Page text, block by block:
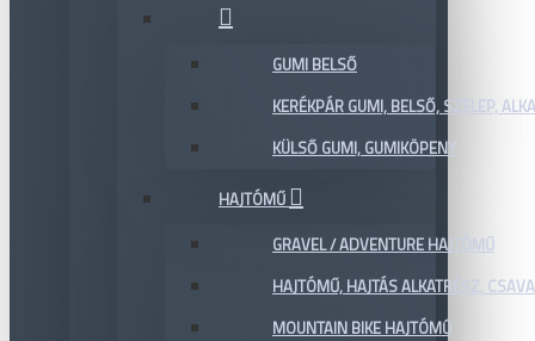
GUMI BELSŐ
KERÉKPÁR GUMI, BELSŐ, SZELEP,
KÜLSŐ GUMI, GUMIKÖPENY
HAJTÓMŰ
GRAVEL / ADVENTURE HAJTÓMŰ
HAJTÓMŰ, HAJTÁS ALKATRÉSZ,
MOUNTAIN BIKE HAJTÓMŰ